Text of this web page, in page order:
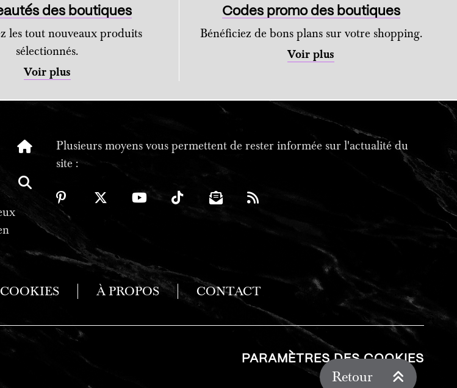
des boutiques
les tout nouveaux produits
sélectionnés.
Voir plus
Codes promo des boutiques
Bénéficiez de bons plans sur votre shopping.
Voir plus
Retour
Plusieurs moyens vous permettent de rester informée sur l'actualité du
site :
COOKIES À PROPOS CONTACT
PARAMÈTRES DES COOKIES